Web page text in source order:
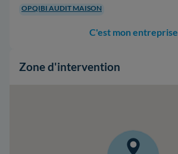
OPQIBI AUDIT MAISON
C'est mon entreprise
Zone d'intervention